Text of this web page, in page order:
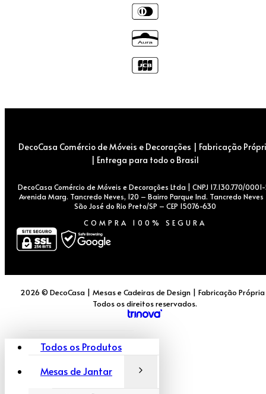
DecoCasa Comércio de Móveis e Decorações | Fabricação
| Entrega para todo o Brasil
DecoCasa Comércio de Móveis e Decorações Ltda | CNPJ 17.130.770/0001-
Avenida Marg. Tancredo Neves, 120 – Bairro Parque Ind. Tancredo
São José do Rio Preto/SP – CEP 15076-630
COMPRA 100% SEGURA
2026 © DecoCasa | Mesas e Cadeiras de Design | Fabricação
Todos os direitos reservados.
Todos os Produtos
Mesas de Jantar